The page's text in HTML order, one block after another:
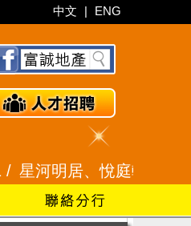
中文 | ENG
軒 2116 8008 / 現崇山